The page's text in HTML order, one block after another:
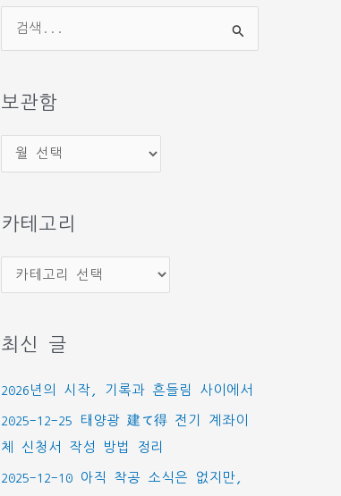
상
보관함
관
카테고리
테
리
최신 글
2026년의 시작, 기록과 흔들림 사이에서
2025-12-25 태양광 建て得 전기 계좌이
체 신청서 작성 방법 정리
2025-12-10 아직 착공 소식은 없지만,